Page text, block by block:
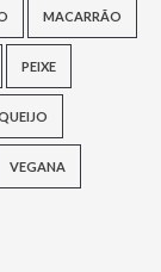
MACARRÃO
PEIXE
VEGANA